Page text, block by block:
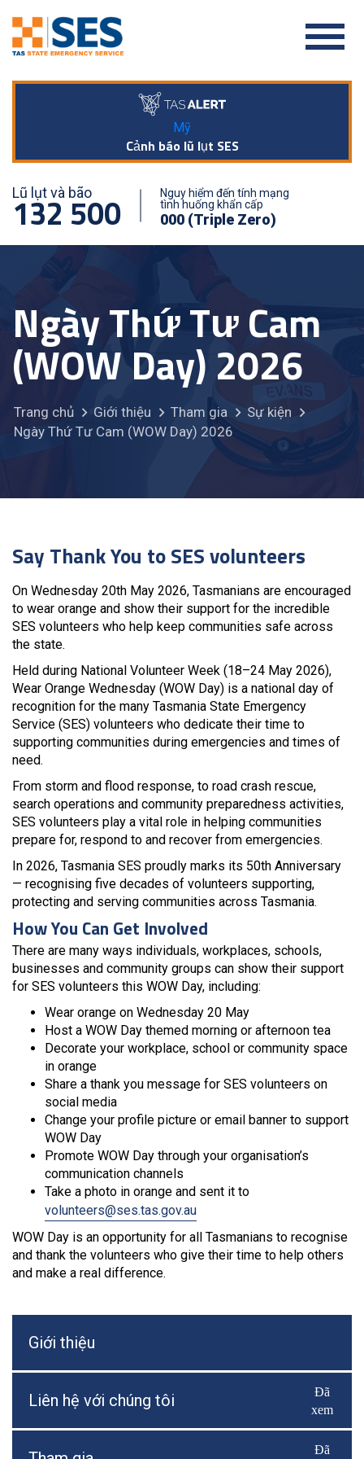
Mỹ
Cảnh báo lũ lụt SES
Lũ lụt và bão
132 500
Nguy hiểm đến tính mạng
tình huống khẩn cấp
000 (Triple Zero)
Ngày Thứ Tư Cam
(WOW Day) 2026
Trang chủ Giới thiệu Tham gia
Sự kiện
Ngày Thứ Tư Cam (WOW Day) 2026
Say Thank You to SES volunteers
On Wednesday 20th May 2026, Tasmanians are encouraged
to wear orange and show their support for the incredible
SES volunteers who help keep communities safe across
the state.
Held during National Volunteer Week (18–24 May 2026),
Wear Orange Wednesday (WOW Day) is a national day of
recognition for the many Tasmania State Emergency
Service (SES) volunteers who dedicate their time to
supporting communities during emergencies and times of
need.
From storm and flood response, to road crash rescue,
search operations and community preparedness activities,
SES volunteers play a vital role in helping communities
prepare for, respond to and recover from emergencies.
In 2026, Tasmania SES proudly marks its 50th Anniversary
— recognising five decades of volunteers supporting,
protecting and serving communities across Tasmania.
How You Can Get Involved
There are many ways individuals, workplaces, schools,
businesses and community groups can show their support
for SES volunteers this WOW Day, including:
Wear orange on Wednesday 20 May
Host a WOW Day themed morning or afternoon tea
Decorate your workplace, school or community space
in orange
Share a thank you message for SES volunteers on
social media
Change your profile picture or email banner to support
WOW Day
Promote WOW Day through your organisation’s
communication channels
Take a photo in orange and sent it to
volunteers@ses.tas.gov.au
WOW Day is an opportunity for all Tasmanians to recognise
and thank the volunteers who give their time to help others
and make a real difference.
Giới thiệu
Liên hệ với chúng tôi Bật/Tắt
Đã
xem
Bật/Tắt
Đã